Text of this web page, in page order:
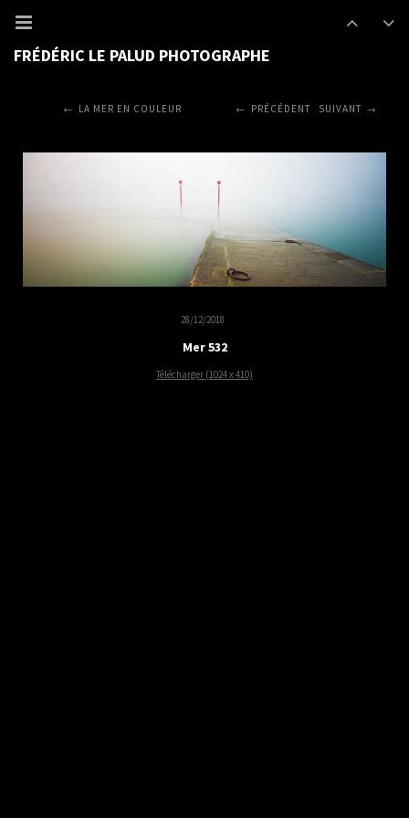
FRÉDÉRIC LE PALUD PHOTOGRAPHE
PRÉCÉDENT SUIVANT
LA MER EN COULEUR
28/12/2018
Mer 532
Télécharger (1024 x 410)